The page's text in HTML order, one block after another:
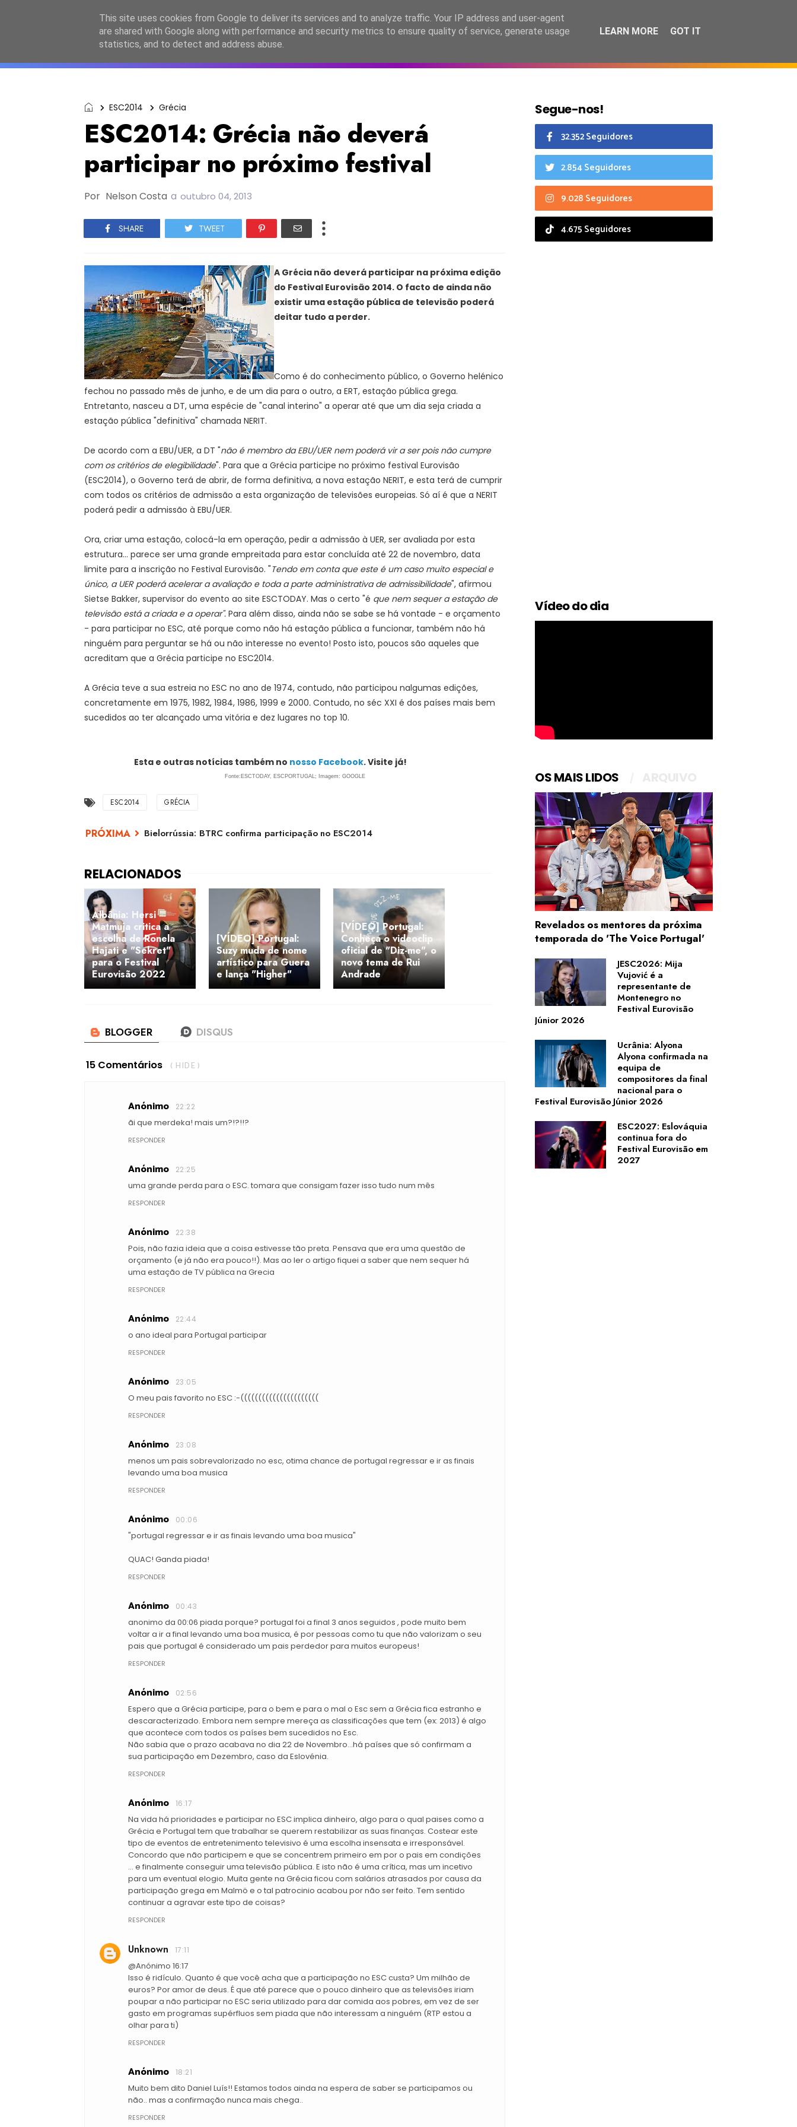
ESC2027 JESC2026 FC2026 EASC2026 PORTUGAL LANÇAMENTOS ESPECIAIS CALENDÁRIO
ESC2014 Grécia
ESC2014: Grécia não deverá
participar no próximo festival
Por Nelson Costa a outubro 04, 2013
SHARE TWEET
A Grécia não deverá participar na próxima edição
do Festival Eurovisão 2014. O facto de ainda não
existir uma estação pública de televisão poderá
deitar tudo a perder.
Como é do conhecimento público, o Governo helénico
fechou no passado mês de junho, e de um dia para o outro, a ERT, estação pública grega.
Entretanto, nasceu a DT, uma espécie de "canal interino" a operar até que um dia seja criada a
estação pública "definitiva" chamada NERIT.
De acordo com a EBU/UER, a DT "não é membro da EBU/UER nem poderá vir a ser pois não cumpre
com os critérios de elegibilidade". Para que a Grécia participe no próximo festival Eurovisão
(ESC2014), o Governo terá de abrir, de forma definitiva, a nova estação NERIT, e esta terá de cumprir
com todos os critérios de admissão a esta organização de televisões europeias. Só aí é que a NERIT
poderá pedir a admissão à EBU/UER.
Ora, criar uma estação, colocá-la em operação, pedir a admissão à UER, ser avaliada por esta
estrutura... parece ser uma grande empreitada para estar concluída até 22 de novembro, data
limite para a inscrição no Festival Eurovisão. "Tendo em conta que este é um caso muito especial e
único, a UER poderá acelerar a avaliação e toda a parte administrativa de admissibilidade", afirmou
Sietse Bakker, supervisor do evento ao site ESCTODAY. Mas o certo "é que nem sequer a estação de
televisão está a criada e a operar". Para além disso, ainda não se sabe se há vontade - e orçamento
- para participar no ESC, até porque como não há estação pública a funcionar, também não há
ninguém para perguntar se há ou não interesse no evento! Posto isto, poucos são aqueles que
acreditam que a Grécia participe no ESC2014.
A Grécia teve a sua estreia no ESC no ano de 1974, contudo, não participou nalgumas edições,
concretamente em 1975, 1982, 1984, 1986, 1999 e 2000. Contudo, no séc XXI é dos países mais bem
sucedidos ao ter alcançado uma vitória e dez lugares no top 10.
Esta e outras notícias também no nosso Facebook. Visite já!
Fonte:ESCTODAY, ESCPORTUGAL; Imagem: GOOGLE
ESC2014 GRÉCIA
Bielorrússia: BTRC confirma participação no ESC2014
Albânia: Hersi
Matmuja critica a
escolha de Ronela
Hajati e "Sekret"
para o Festival
Eurovisão 2022
[VÍDEO] Portugal:
Suzy muda de nome
artístico para Guera
e lança "Higher"
[VÍDEO] Portugal:
Conheça o videoclip
oficial de "Diz-me", o
novo tema de Rui
Andrade
15 Comentários ( HIDE )
Anónimo 22:22
ãi que merdeka! mais um?!?!!?
RESPONDER
Anónimo 22:25
uma grande perda para o ESC. tomara que consigam fazer isso tudo num mês
RESPONDER
Anónimo 22:38
Pois, não fazia ideia que a coisa estivesse tão preta. Pensava que era uma questão de
orçamento (e já não era pouco!!). Mas ao ler o artigo fiquei a saber que nem sequer há
uma estação de TV pública na Grecia
RESPONDER
Anónimo 22:44
o ano ideal para Portugal participar
RESPONDER
Anónimo 23:05
O meu pais favorito no ESC :-((((((((((((((((((((((
RESPONDER
Anónimo 23:08
menos um pais sobrevalorizado no esc, otima chance de portugal regressar e ir as finais
levando uma boa musica
RESPONDER
Anónimo 00:06
"portugal regressar e ir as finais levando uma boa musica"
QUAC! Ganda piada!
RESPONDER
Anónimo 00:43
anonimo da 00:06 piada porque? portugal foi a final 3 anos seguidos , pode muito bem
voltar a ir a final levando uma boa musica, é por pessoas como tu que não valorizam o seu
pais que portugal é considerado um pais perdedor para muitos europeus!
RESPONDER
Anónimo 02:56
Espero que a Grécia participe, para o bem e para o mal o Esc sem a Grécia fica estranho e
descaracterizado. Embora nem sempre mereça as classificações que tem (ex: 2013) é algo
que acontece com todos os países bem sucedidos no Esc.
Não sabia que o prazo acabava no dia 22 de Novembro...há países que só confirmam a
sua participação em Dezembro, caso da Eslovénia.
RESPONDER
Anónimo 16:17
Na vida há prioridades e participar no ESC implica dinheiro, algo para o qual paises como a
Grécia e Portugal tem que trabalhar se querem restabilizar as suas finanças. Costear este
tipo de eventos de entretenimento televisivo é uma escolha insensata e irresponsável.
Concordo que não participem e que se concentrem primeiro em por o pais em condições
... e finalmente conseguir uma televisão pública. E isto não é uma crítica, mas um incetivo
para um eventual elogio. Muita gente na Grécia ficou com salários atrasados por causa da
participação grega em Malmö e o tal patrocinio acabou por não ser feito. Tem sentido
continuar a agravar este tipo de coisas?
RESPONDER
Unknown 17:11
@Anónimo 16:17
Isso é ridículo. Quanto é que você acha que a participação no ESC custa? Um milhão de
euros? Por amor de deus. É que até parece que o pouco dinheiro que as televisões iriam
poupar a não participar no ESC seria utilizado para dar comida aos pobres, em vez de ser
gasto em programas supérfluos sem piada que não interessam a ninguém (RTP estou a
olhar para ti)
RESPONDER
Anónimo 18:21
Muito bem dito Daniel Luís!! Estamos todos ainda na espera de saber se participamos ou
não.. mas a confirmação nunca mais chega..
RESPONDER
Segue-nos!
32.352 Seguidores
2.854 Seguidores
9.028 Seguidores
4.675 Seguidores
Vídeo do dia
OS MAIS LIDOS
Revelados os mentores da próxima
temporada do 'The Voice Portugal'
JESC2026: Mija
Vujović é a
representante de
Montenegro no
Festival Eurovisão
Júnior 2026
Ucrânia: Alyona
Alyona confirmada na
equipa de
compositores da final
nacional para o
Festival Eurovisão Júnior 2026
ESC2027: Eslováquia
continua fora do
Festival Eurovisão em
2027
This site uses cookies from Google to deliver its services and to analyze traffic. Your IP address and user-agent
are shared with Google along with performance and security metrics to ensure quality of service, generate usage
statistics, and to detect and address abuse.
LEARN MORE GOT IT